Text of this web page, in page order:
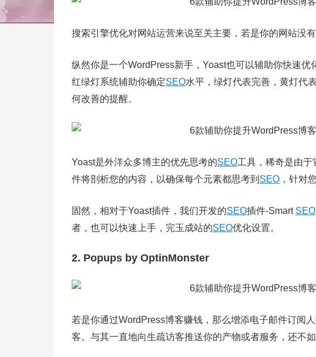
搜索引擎优化对网站运营来说至关主要，若是你的网站没
纵然你是一个WordPress新手，Yoast也可以辅助你快速优
红绿灯系统辅助你确定SEO水平，绿灯代表完善，黄灯代
何改善的提醒。
Yoast是外洋众多博主的优先思考的SEO工具，稀奇是由
件将剖析您的内容，以确保每个元素都思考到 SEO ，针对
固然，相对于Yoast插件，我们开发的SEO插件-Smart SEO
者，也可以快速上手，完玉成站的SEO优化设置。
2. Popups by OptinMonster
若是你通过WordPress博客赚钱，那么增添电子邮件订阅
客。与其一直地向生疏访客推送你的产物或者服务，还不